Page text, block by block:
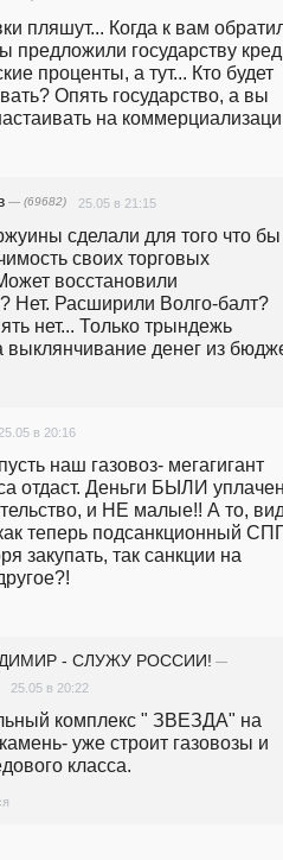
пляшут... Когда к вам
предложили государству
проценты, а тут... Кто будет
Опять государство, а вы
на
— (69682) 25.05 в 21:15
сделали для того что бы
своих торговых
восстановили
Нет. Расширили Волго-балт?
нет... Только трындежь
выклянчивание денег из
25.05 в 20:16
наш газовоз- мегагигант
отдаст. Деньги БЫЛИ
и НЕ малые!! А то,
теперь подсанкционный
закупать, так санкции на
- СЛУЖУ РОССИИ! —
25.05 в 20:22
комплекс " ЗВЕЗДА" на
уже строит газовозы и
класса.